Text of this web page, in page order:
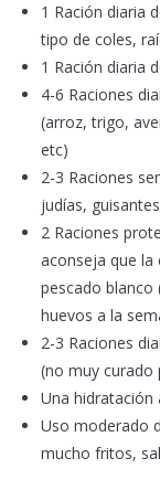
1 Ración diaria
tipo de coles,
1 Ración diaria
4-6 Raciones
(arroz, trigo,
etc)
2-3 Raciones
judías,
2 Raciones
aconseja que la
pescado blanco
huevos a la
2-3 Raciones
(no muy curado
Una hidratación
Uso moderado
mucho fritos,